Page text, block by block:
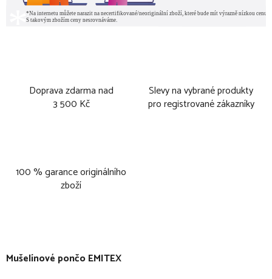
Doprava zdarma nad
3 500 Kč
Slevy na vybrané produkty
pro registrované zákazníky
100 % garance originálního
zboží
Mušelínové pončo EMITEX